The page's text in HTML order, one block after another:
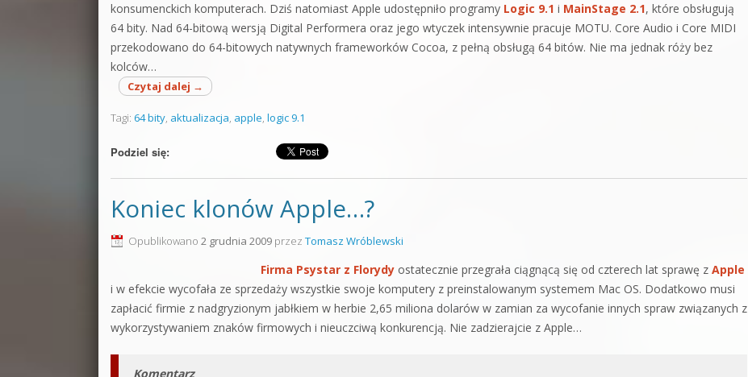
konsumenckich komputerach. Dziś natomiast Apple udostępniło programy Logic 9.1 i MainStage 2.1, które obsługują
64 bity. Nad 64-bitową wersją Digital Performera oraz jego wtyczek intensywnie pracuje MOTU. Core Audio i Core MIDI
przekodowano do 64-bitowych natywnych frameworków Cocoa, z pełną obsługą 64 bitów. Nie ma jednak róży bez
kolców…
Czytaj dalej →
Tagi: 64 bity, aktualizacja, apple, logic 9.1
Podziel się:
Koniec klonów Apple…?
Opublikowano 2 grudnia 2009 przez Tomasz Wróblewski
Firma Psystar z Florydy ostatecznie przegrała ciągnącą się od czterech lat sprawę z Apple
i w efekcie wycofała ze sprzedaży wszystkie swoje komputery z preinstalowanym systemem Mac OS. Dodatkowo musi
zapłacić firmie z nadgryzionym jabłkiem w herbie 2,65 miliona dolarów w zamian za wycofanie innych spraw związanych z
wykorzystywaniem znaków firmowych i nieuczciwą konkurencją. Nie zadzierajcie z Apple…
Komentarz